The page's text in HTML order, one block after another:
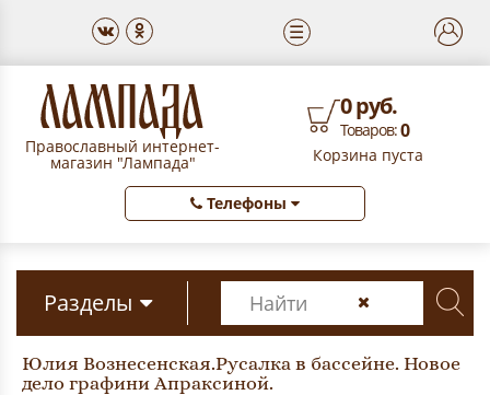
☰
Православный интернет-
магазин "Лампада"
0 руб.
Товаров:0
Корзина пуста
Телефоны
Разделы
Юлия Вознесенская.Русалка в бассейне. Новое
дело графини Апраксиной.